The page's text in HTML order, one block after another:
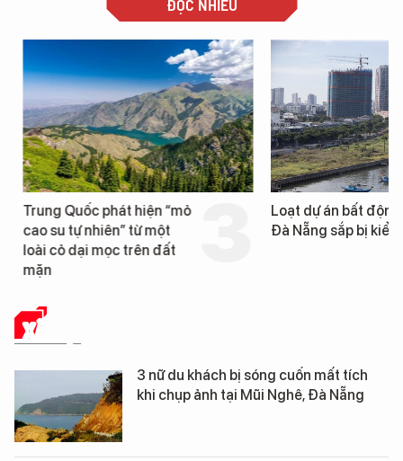
ĐỌC NHIỀU
Trung Quốc phát hiện “mỏ
cao su tự nhiên” từ một
loài cỏ dại mọc trên đất
mặn
Loạt dự án bất động
Đà Nẵng sắp bị kiểm
XÃ HỘI
3 nữ du khách bị sóng cuốn mất tích
khi chụp ảnh tại Mũi Nghê, Đà Nẵng